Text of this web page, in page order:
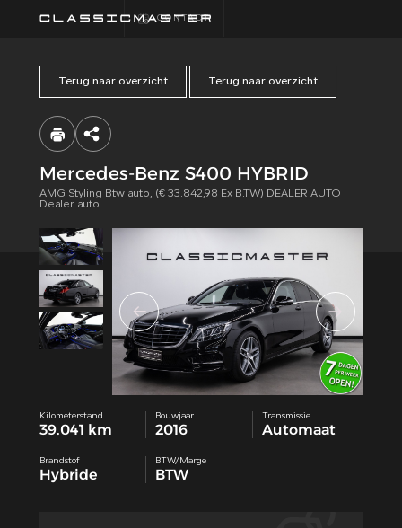
CONTACT
HOME
FINANCIEREN
CONTACT
Terug naar overzicht Terug naar overzicht
Mercedes-Benz S400 HYBRID
AMG Styling Btw auto, (€ 33.842,98 Ex B.T.W) DEALER AUTO
Dealer auto
Kilometerstand
39.041 km
Bouwjaar
2016
Transmissie
Automaat
Brandstof
Hybride
BTW/Marge
BTW